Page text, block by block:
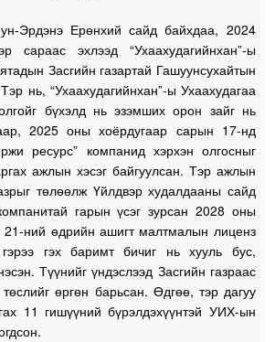
Эрдэнэ Ерөнхий сайд байхдаа, 2024
сараас эхлээд “Ухаахудагийнхан”-ы
Засгийн газартай Гашуунсухайтын
нь, “Ухаахудагийнхан”-ы Ухаахудагаа
бүхэлд нь эзэмших орон зайг нь
2025 оны хоёрдугаар сарын 17-нд
ресурс” компанид хэрхэн олгосныг
ажлын хэсэг байгуулсан. Тэр ажлын
төлөөлж Үйлдвэр худалдааны сайд
гарын үсэг зурсан 2028 оны
21-ний өдрийн ашигт малтмалын лиценз
гэх баримт бичиг нь хууль бус,
Түүнийг үндэслээд Засгийн газраас
өргөн барьсан. Өдгөө, тэр дагуу
11 гишүүний бүрэлдэхүүнтэй УИХ-ын